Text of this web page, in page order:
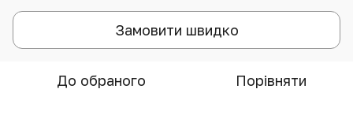
Замовити швидко
До обраного Порівняти